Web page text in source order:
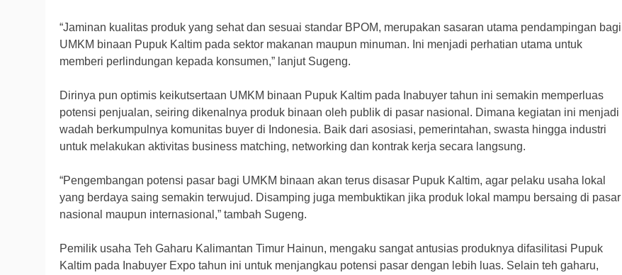
“Jaminan kualitas produk yang sehat dan sesuai standar BPOM, merupakan sasaran utama pendampingan bagi
UMKM binaan Pupuk Kaltim pada sektor makanan maupun minuman. Ini menjadi perhatian utama untuk
memberi perlindungan kepada konsumen,” lanjut Sugeng.
Dirinya pun optimis keikutsertaan UMKM binaan Pupuk Kaltim pada Inabuyer tahun ini semakin memperluas
potensi penjualan, seiring dikenalnya produk binaan oleh publik di pasar nasional. Dimana kegiatan ini menjadi
wadah berkumpulnya komunitas buyer di Indonesia. Baik dari asosiasi, pemerintahan, swasta hingga industri
untuk melakukan aktivitas business matching, networking dan kontrak kerja secara langsung.
“Pengembangan potensi pasar bagi UMKM binaan akan terus disasar Pupuk Kaltim, agar pelaku usaha lokal
yang berdaya saing semakin terwujud. Disamping juga membuktikan jika produk lokal mampu bersaing di pasar
nasional maupun internasional,” tambah Sugeng.
Pemilik usaha Teh Gaharu Kalimantan Timur Hainun, mengaku sangat antusias produknya difasilitasi Pupuk
Kaltim pada Inabuyer Expo tahun ini untuk menjangkau potensi pasar dengan lebih luas. Selain teh gaharu,